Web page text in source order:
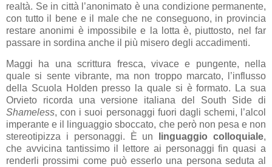
realtà. Se in città l’anonimato è una condizione permanente,
con tutto il bene e il male che ne conseguono, in provincia
restare anonimi è impossibile e la lotta è, piuttosto, nel far
passare in sordina anche il più misero degli accadimenti.
Maggi ha una scrittura fresca, vivace e pungente, nella
quale si sente vibrante, ma non troppo marcato, l’influsso
della Scuola Holden presso la quale si è formato. La sua
Orvieto ricorda una versione italiana del South Side di
Shameless, con i suoi personaggi fuori dagli schemi, l’alcol
imperante e il linguaggio sboccato, che però non pesa e non
stereotipizza i personaggi. È un
linguaggio colloquiale,
che avvicina tantissimo il lettore ai personaggi fin quasi a
renderli prossimi come può esserlo una persona seduta al